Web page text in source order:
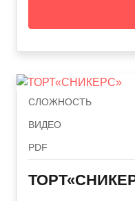
СЛОЖНОСТЬ
ВИДЕО
PDF